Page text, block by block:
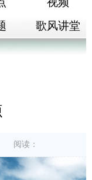
歌风讲堂
阅读：